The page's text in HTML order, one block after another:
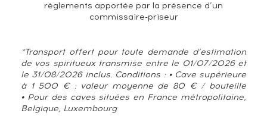
règlements apportée par la présence d’un
commissaire-priseur
*Transport offert pour toute demande d’estimation
de vos spiritueux transmise entre le 01/07/2026 et
le 31/08/2026 inclus. Conditions : • Cave supérieure
à 1 500 € : valeur moyenne de 80 € / bouteille
• Pour des caves situées en France métropolitaine,
Belgique, Luxembourg